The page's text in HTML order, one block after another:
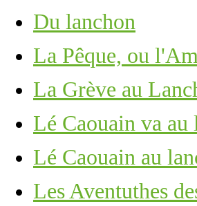
Du lanchon
La Pêque, ou
La Grève au
Lé Caouain va au
Lé Caouain au
Les Aventuthes